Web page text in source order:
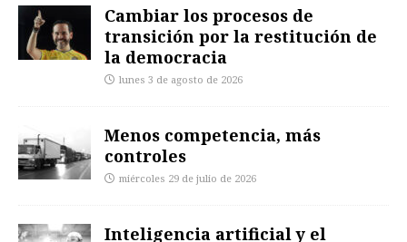
Cambiar los procesos de
transición por la restitución de
la democracia
lunes 3 de agosto de 2026
Menos competencia, más
controles
miércoles 29 de julio de 2026
Inteligencia artificial y el